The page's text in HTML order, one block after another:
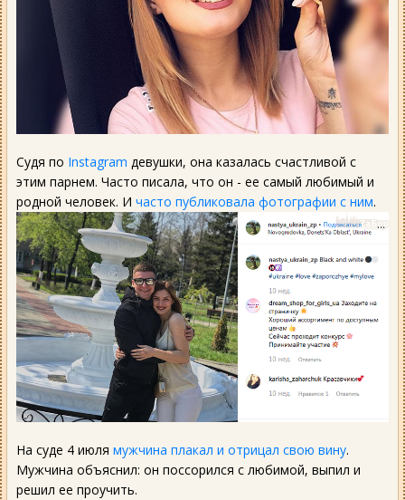
Судя по Instagram девушки, она казалась счастливой с
этим парнем. Часто писала, что он - ее самый любимый и
родной человек. И часто публиковала фотографии с ним.
На суде 4 июля мужчина плакал и отрицал свою вину.
Мужчина объяснил: он поссорился с любимой, выпил и
решил ее проучить.